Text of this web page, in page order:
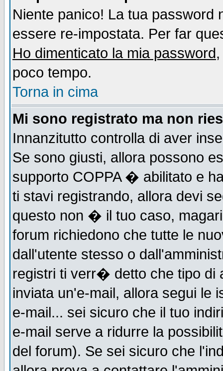
Niente panico! La tua
essere re-impostata. Per far
Ho dimenticato la mia password
poco tempo.
Torna in cima
Mi sono registrato ma non
Innanzitutto controlla di aver
Se sono giusti, allora possono
supporto COPPA � abilitato e
ti stavi registrando, allora devi
questo non � il tuo caso,
forum richiedono che tutte le
dall'utente stesso o
registri ti verr� detto che tipo
inviata un'e-mail, allora segui le
e-mail... sei sicuro che il tuo
e-mail serve a ridurre la
del forum). Se sei sicuro che